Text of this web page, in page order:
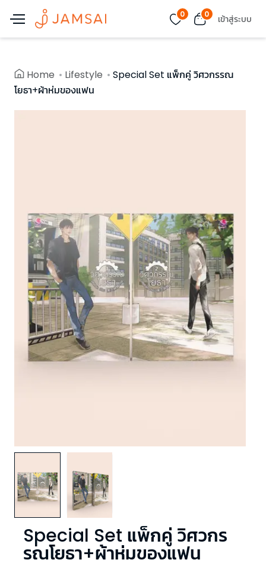
0 0 เข้าสู่ระบบ
Home Lifestyle
Special Set แพ็กคู่ วิศวกรรณ
โยธา+ผ้าห่มของแฟน
Special Set แพ็กคู่ วิศวกร
รณโยธา+ผ้าห่มของแฟน